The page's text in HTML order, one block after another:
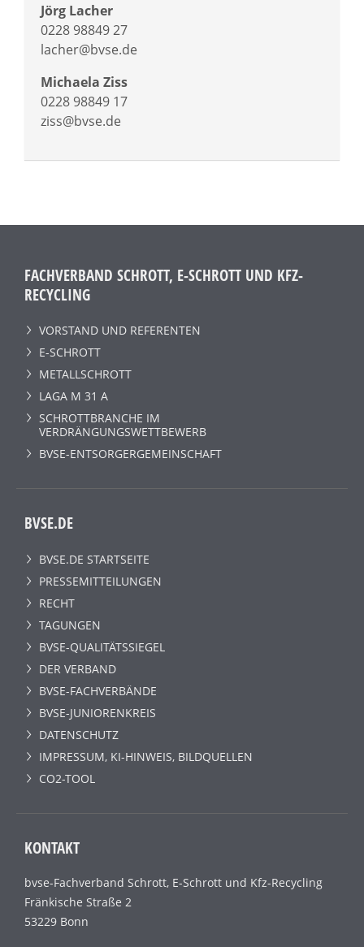
Jörg Lacher
0228 98849 27
lacher@bvse.de
Michaela Ziss
0228 98849 17
ziss@bvse.de
FACHVERBAND SCHROTT, E-SCHROTT UND KFZ-
RECYCLING
VORSTAND UND REFERENTEN
E-SCHROTT
METALLSCHROTT
LAGA M 31 A
SCHROTTBRANCHE IM
VERDRÄNGUNGSWETTBEWERB
BVSE-ENTSORGERGEMEINSCHAFT
BVSE.DE
BVSE.DE STARTSEITE
PRESSEMITTEILUNGEN
RECHT
TAGUNGEN
BVSE-QUALITÄTSSIEGEL
DER VERBAND
BVSE-FACHVERBÄNDE
BVSE-JUNIORENKREIS
DATENSCHUTZ
IMPRESSUM, KI-HINWEIS, BILDQUELLEN
CO2-TOOL
KONTAKT
bvse-Fachverband Schrott, E-Schrott und Kfz-Recycling
Fränkische Straße 2
53229 Bonn